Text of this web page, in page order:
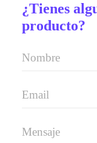
¿Tienes
producto?